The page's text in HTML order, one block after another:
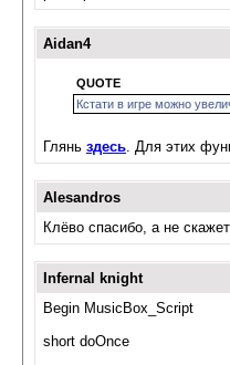
Aidan4
QUOTE
Кстати в игре можно
Глянь здесь. Для этих
Alesandros
Клёво спасибо, а не
Infernal knight
Begin MusicBox_Script
short doOnce